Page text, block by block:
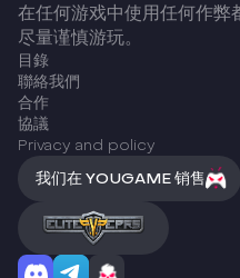
在任何游戏中使用任何作弊
尽量谨慎游玩。
目錄
聯絡我們
合作
協議
Privacy and policy
我们在 YOUGAME 销售